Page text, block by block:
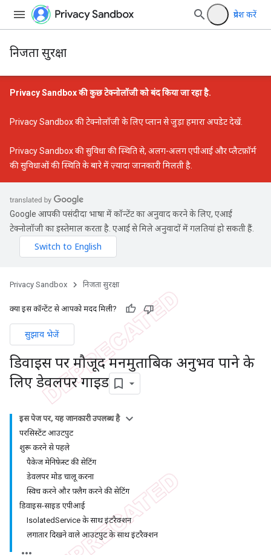
प्रवेश करें
निजता सुरक्षा
Privacy Sandbox की कुछ टेक्नोलॉजी को बंद किया जा रहा है.
Privacy Sandbox की टेक्नोलॉजी के लिए प्लान से जुड़ा हमारा अपडेटदेखें.
Privacy Sandbox की सुविधा की स्थितिसे, अलग-अलग एपीआई और प्लैटफ़ॉर्म
की सुविधाओं की स्थिति के बारे में ज़्यादा जानकारी मिलती है.
Google आपकी पसंदीदा भाषा में कॉन्टेंट का अनुवाद करने के लिए, एआई
टेक्नोलॉजी का इस्तेमाल करता है. एआई से मिले अनुवादों में गलतियां हो सकती हैं.
Privacy Sandbox निजता सुरक्षा
क्या इस कॉन्टेंट से आपको मदद मिली?
सुझाव भेजें
डिवाइस पर मौजूद मनमुताबिक अनुभव पाने के
लिए डेवलपर गाइड
इस पेज पर, यह जानकारी उपलब्ध है
परसिस्टेंट आउटपुट
शुरू करने से पहले
पैकेज मेनिफ़ेस्ट की सेटिंग
डेवलपर मोड चालू करना
स्विच करने और फ़्लैग करने की सेटिंग
डिवाइस-साइड एपीआई
IsolatedService के साथ इंटरैक्शन
लगातार दिखने वाले आउटपुट के साथ इंटरैक्शन